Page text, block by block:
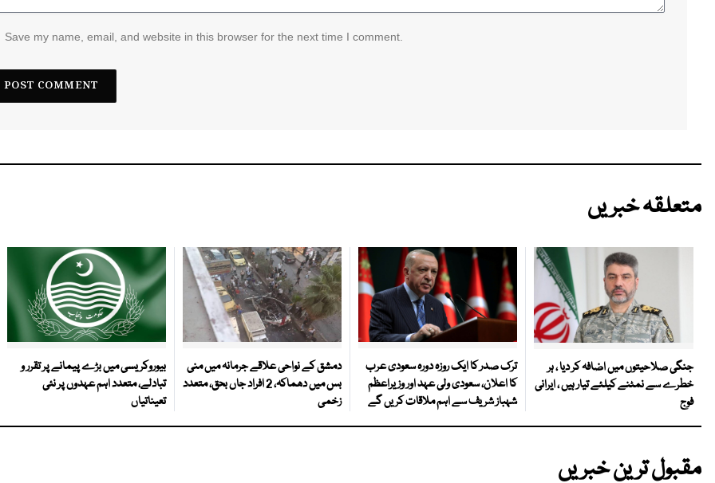
Save my name, email, and website in this browser for the next time I comment.
متعلقہ خبریں
جنگی صلاحیتوں میں اضافہ کر دیا ، ہر
خطرے سے نمٹنے کیلئے تیار ہیں ، ایرانی
فوج
ترک صدر کا ایک روزہ دورہ سعودی عرب
کا اعلان، سعودی ولی عہد اور وزیراعظم
شہباز شریف سے اہم ملاقات کریں گے
دمشق کے نواحی علاقے جرمانہ میں منی
بس میں دھماکہ، 2 افراد جاں بحق، متعدد
زخمی
بیوروکریسی میں بڑے پیمانے پر تقرر و
تبادلے، متعدد اہم عہدوں پر نئی
تعیناتیاں
مقبول ترین خبریں